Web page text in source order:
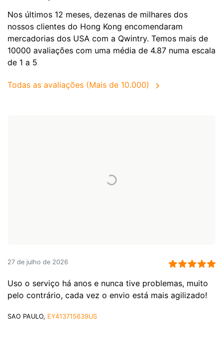
Nos últimos 12 meses, dezenas de milhares dos
nossos clientes do Hong Kong encomendaram
mercadorias dos USA com a Qwintry. Temos mais de
10000 avaliações com uma média de 4.87 numa escala
de 1 a 5
Todas as avaliações (Mais de 10.000)
27 de julho de 2026
Uso o serviço há anos e nunca tive problemas, muito
pelo contrário, cada vez o envio está mais agilizado!
SAO PAULO, EY413715639US